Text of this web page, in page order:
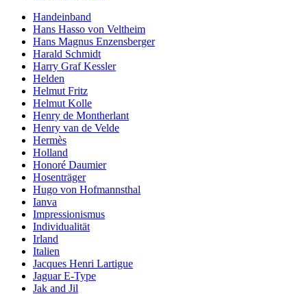
Handeinband
Hans Hasso von Veltheim
Hans Magnus Enzensberger
Harald Schmidt
Harry Graf Kessler
Helden
Helmut Fritz
Helmut Kolle
Henry de Montherlant
Henry van de Velde
Hermès
Holland
Honoré Daumier
Hosenträger
Hugo von Hofmannsthal
Ianva
Impressionismus
Individualität
Irland
Italien
Jacques Henri Lartigue
Jaguar E-Type
Jak and Jil